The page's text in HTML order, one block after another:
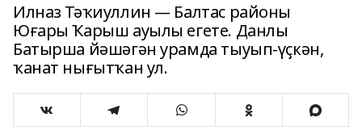
Илназ Тәҡиуллин — Балтас районы
Юғары Ҡарыш ауылы егете. Данлы
Батырша йәшәгән урамда тыуып-үҫкән,
ҡанат нығытҡан ул.